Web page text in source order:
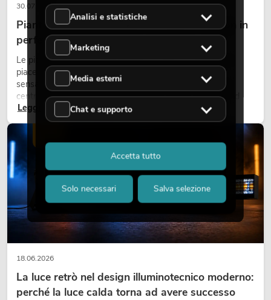
30.07.2026
Piante artificiali ignifughe: sicurezza e design in
perfetta armonia
Le piante rendono vivi gli ambienti. Creano un’atmosfera
piacevole, migliorano l’ambiente e trasmettono una
sensazione di naturalezza. Negli hotel, nei ristoranti, nei
centri commerciali, negli edifici adibiti a uffici o negli stand
fieristici, una vegetazione di alta qualità è ormai parte
integrante dei moderni progetti di arredamento.
Leggi ora
18.06.2026
La luce retrò nel design illuminotecnico moderno:
perché la luce calda torna ad avere successo
Analisi e statistiche
Marketing
Media esterni
Chat e supporto
Solo necessari Salva selezione
Accetta tutto